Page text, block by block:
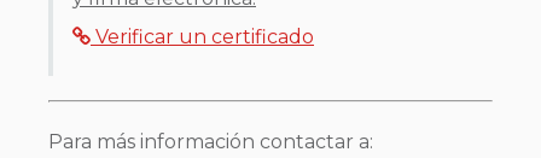
Verificar un certificado
Para más información contactar a: